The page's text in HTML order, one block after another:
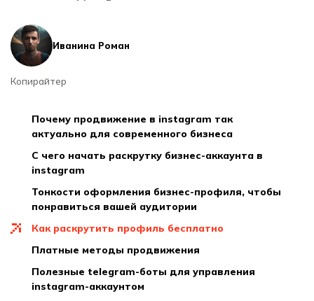
Иванина Роман
Копирайтер
почему продвижение в instagram так
актуально для современного бизнеса
с чего начать раскрутку бизнес-аккаунта в
instagram
тонкости оформления бизнес-профиля, чтобы
понравиться вашей аудитории
как раскрутить профиль бесплатно
платные методы продвижения
полезные telegram-боты для управления
instagram-аккаунтом